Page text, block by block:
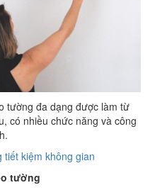
tường đa dạng được làm từ
có nhiều chức năng và công
kiệm không gian
tường